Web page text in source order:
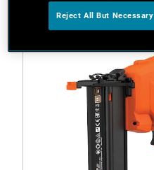
Reject All But Necessary